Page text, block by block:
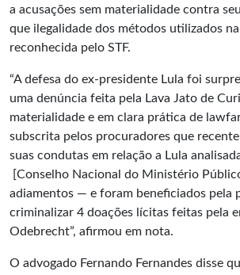
a acusações sem materialidade contra
que ilegalidade dos métodos utilizados
reconhecida pelo STF.
“A defesa do ex-presidente Lula foi
uma denúncia feita pela Lava Jato de
materialidade e em clara prática de
subscrita pelos procuradores que
suas condutas em relação a Lula
[Conselho Nacional do Ministério
adiamentos — e foram beneficiados pela
criminalizar 4 doações lícitas feitas pela
Odebrecht”, afirmou em nota.
O advogado Fernando Fernandes disse